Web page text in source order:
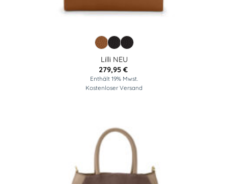
Lilli NEU
279,95 €
Enthält 19% Mwst.
Kostenloser Versand